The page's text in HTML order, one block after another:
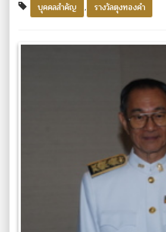
บุคคลสำคัญ
, รางวัลตุงทองคำ